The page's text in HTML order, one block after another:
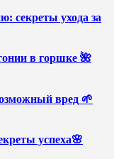
секреты ухода за
в горшке 🌺
вред 🌱
успеха🌸